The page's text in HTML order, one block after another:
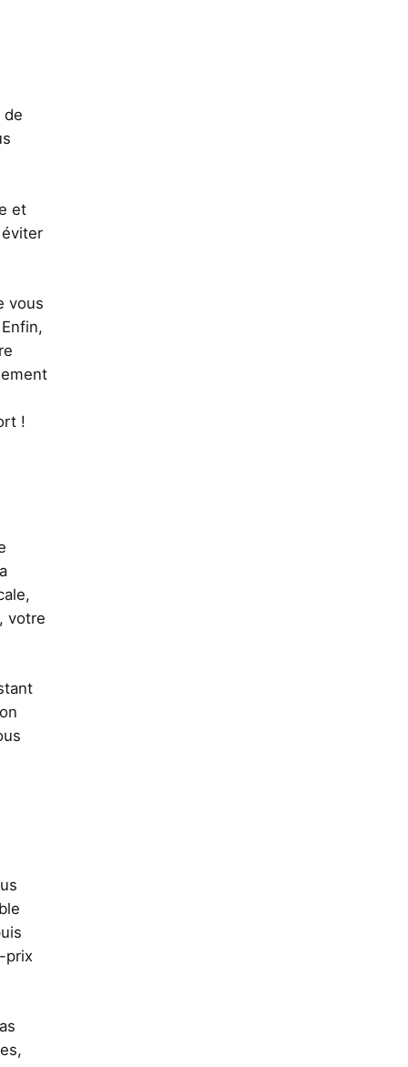
de
et
vous
!
votre
prix